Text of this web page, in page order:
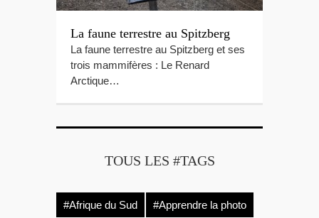
La faune terrestre au Spitzberg
La faune terrestre au Spitzberg et ses
trois mammifères : Le Renard
Arctique…
TOUS LES #TAGS
#Afrique du Sud #Apprendre la photo